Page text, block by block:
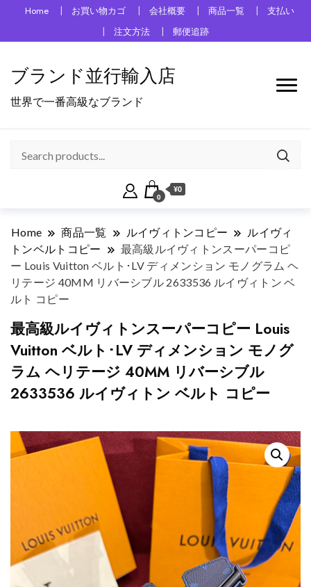
Home お買い物カゴ 会社概要 商品一覧
支払い
注文方法
郵便追跡
ブランド並行輸入店
世界で一番高級なブランド
0
¥0
Home 商品一覧 ルイヴィトンコピー
ルイヴィ
トンベルトコピー
最高級ルイヴィトンスーパーコピ
ー Louis Vuitton ベルト･LV ディメンション モノグラム ヘ
リテージ 40MM リバーシブル 2633536 ルイヴィトン ベ
ルト コピー
最高級ルイヴィトンスーパーコピー Louis
Vuitton ベルト･LV ディメンション モノグ
ラム ヘリテージ 40MM リバーシブル
2633536 ルイヴィトン ベルト コピー